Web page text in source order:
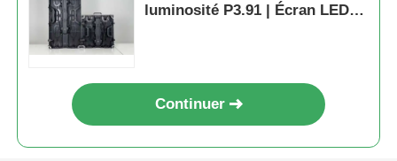
luminosité P3.91 | Écran LED
Continuer